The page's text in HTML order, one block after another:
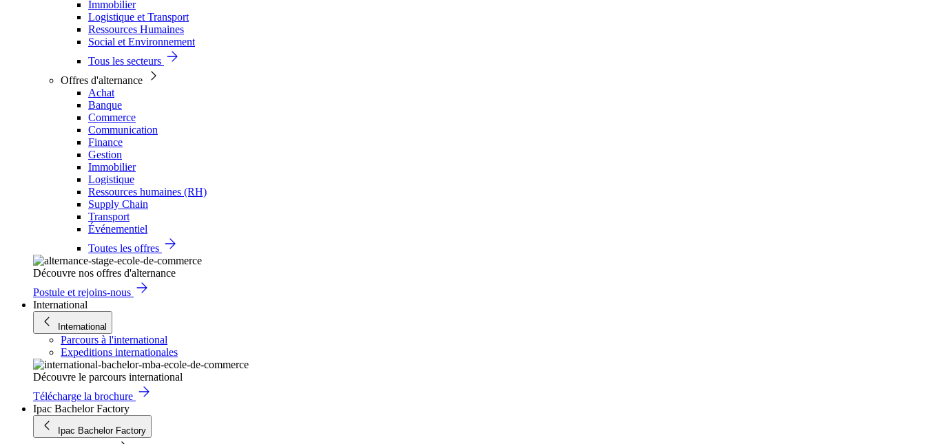
Immobilier
Logistique et Transport
Ressources Humaines
Social et Environnement
Tous les secteurs
Offres d'alternance
Achat
Banque
Commerce
Communication
Finance
Gestion
Immobilier
Logistique
Ressources humaines (RH)
Supply Chain
Transport
Événementiel
Toutes les offres
Découvre nos offres d'alternance
Postule et rejoins-nous
International
International
Parcours à l'international
Expeditions internationales
Découvre le parcours international
Télécharge la brochure
Ipac Bachelor Factory
Ipac Bachelor Factory